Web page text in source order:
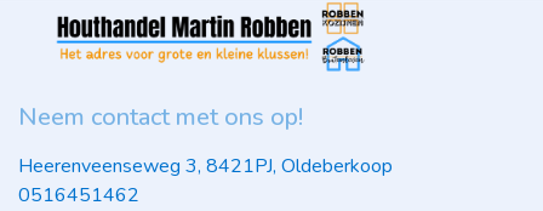
Neem contact met ons op!
Heerenveenseweg 3, 8421PJ, Oldeberkoop
0516451462